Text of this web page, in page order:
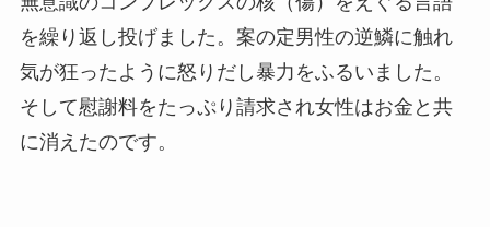
を繰り返し投げました。案の定男性の逆鱗に触れ
気が狂ったように怒りだし暴力をふるいました。
そして慰謝料をたっぷり請求され女性はお金と共
に消えたのです。